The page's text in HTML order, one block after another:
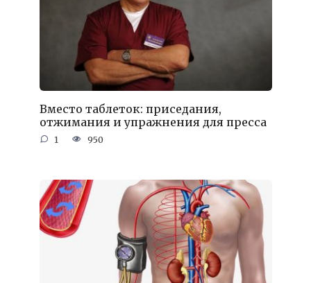
Вместо таблеток: приседания,
отжимания и упражнения для пресса
1 950